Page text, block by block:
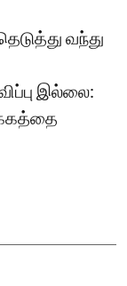
வந்து
இல்லை: